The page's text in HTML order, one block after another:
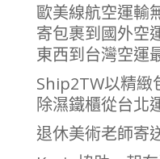
歐美線航空運輸
寄包裹到國外空
東西到台灣空運
Ship2TW以精緻
除濕鐵櫃從台北
退休美術老師